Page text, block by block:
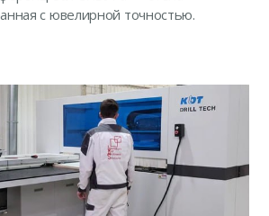
с ювелирной точностью.